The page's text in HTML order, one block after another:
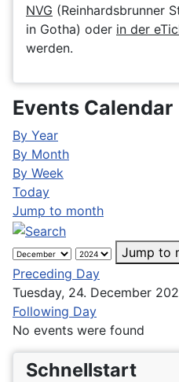
NVG (Reinhardsbrunner
in Gotha) oder in der
werden.
Events Calendar
By Year
By Month
By Week
Today
Jump to month
Jump to
Preceding Day
Tuesday, 24. December
Following Day
No events were found
Schnellstart